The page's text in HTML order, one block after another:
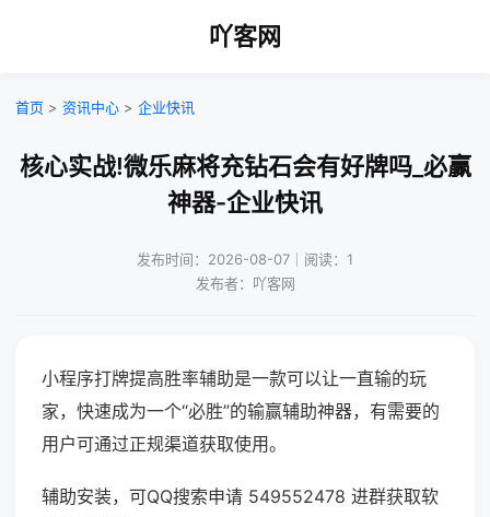
吖客网
首页 > 资讯中心 > 企业快讯
核心实战!微乐麻将充钻石会有好牌吗_必赢
神器-企业快讯
发布时间：2026-08-07｜阅读：1
发布者：吖客网
小程序打牌提高胜率辅助是一款可以让一直输的玩
家，快速成为一个“必胜”的输赢辅助神器，有需要的
用户可通过正规渠道获取使用。
辅助安装，可QQ搜索申请 549552478 进群获取软